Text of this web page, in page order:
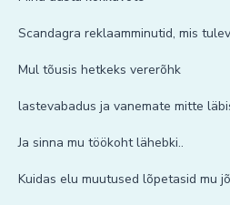
Scandagra reklaamminutid, mis
Mul tõusis hetkeks vererõhk
lastevabadus ja vanemate mitte
Ja sinna mu töökoht lähebki..
Kuidas elu muutused lõpetasid mu